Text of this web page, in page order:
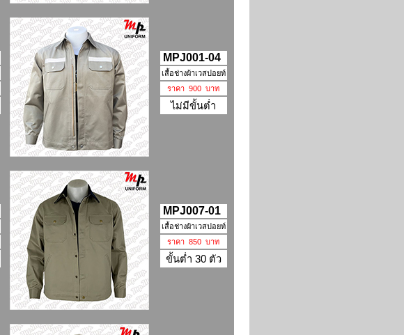
MPJ001-04
เสื้อช่างผ้าเวสปอยท์
ราคา 900 บาท
ไม่มีขั้นต่ำ
MPJ007-01
เสื้อช่างผ้าเวสปอยท์
ราคา 850 บาท
ขั้นต่ำ 30 ตัว